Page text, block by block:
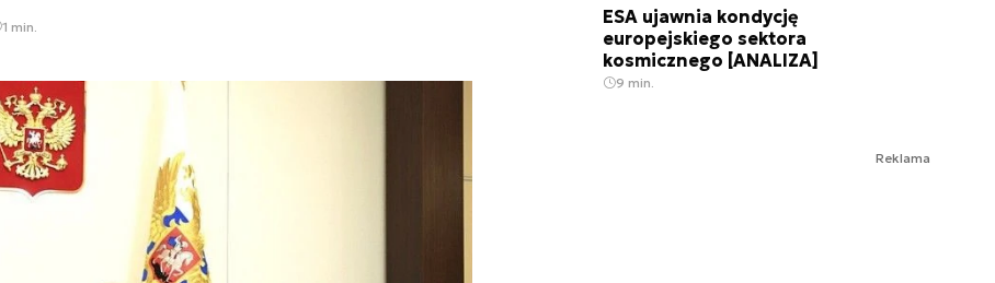
1 min.
ESA ujawnia kondycję
europejskiego sektora
kosmicznego [ANALIZA]
9 min.
Reklama